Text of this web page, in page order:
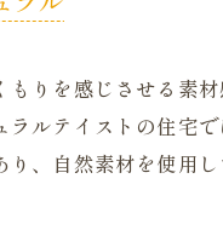
もりを感じさせる素
ラルテイストの住宅
り、自然素材を使用